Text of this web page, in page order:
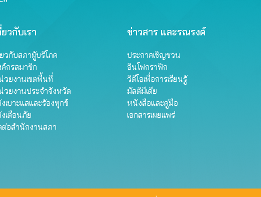
ยวกับเรา
วกับสภาผู้บริโภค
ค์กรสมาชิก
วยงานเขตพื้นที่
วยงานประจำจังหวัด
เบาะแสและร้องทุกข์
เตือนภัย
ต่อสำนักงานสภา
ข่าวสาร และรณรงค์
ประกาศเชิญชวน
อินโฟกราฟิก
วิดีโอเพื่อการเรียนรู้
มัลติมีเดีย
หนังสือและคู่มือ
เอกสารเผยแพร่